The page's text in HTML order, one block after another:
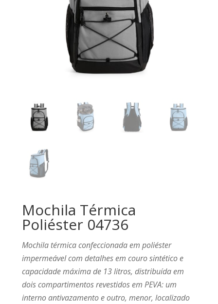
Mochila Térmica
Poliéster 04736
Mochila térmica confeccionada em poliéster
impermeável com detalhes em couro sintético e
capacidade máxima de 13 litros, distribuída em
dois compartimentos revestidos em PEVA: um
interno antivazamento e outro, menor, localizado